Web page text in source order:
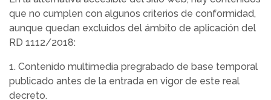
que no cumplen con algunos criterios de conformidad,
aunque quedan excluidos del ámbito de aplicación del
RD 1112/2018:
1. Contenido multimedia pregrabado de base temporal
publicado antes de la entrada en vigor de este real
decreto.